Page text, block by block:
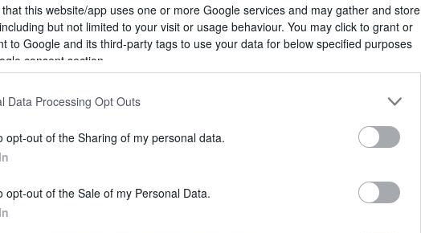
this website/app uses one or more Google services and may gather and store
but not limited to your visit or usage behaviour. You may click to grant or
to Google and its third-party tags to use your data for below specified purposes
consent section.
Data Processing Opt Outs
opt-out of the Sharing of my personal data.
opt-out of the Sale of my Personal Data.